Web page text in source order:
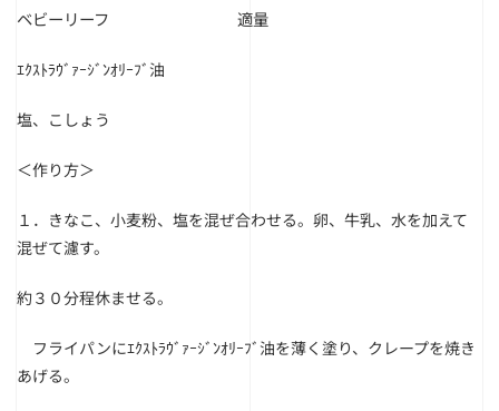
ベビーリーフ 適量
ｴｸｽﾄﾗｳﾞｧｰｼﾞﾝｵﾘｰﾌﾞ油
塩、こしょう
＜作り方＞
１．きなこ、小麦粉、塩を混ぜ合わせる。卵、牛乳、水を加えて
混ぜて濾す。
約３０分程休ませる。
フライパンにｴｸｽﾄﾗｳﾞｧｰｼﾞﾝｵﾘｰﾌﾞ油を薄く塗り、クレープを焼き
あげる。